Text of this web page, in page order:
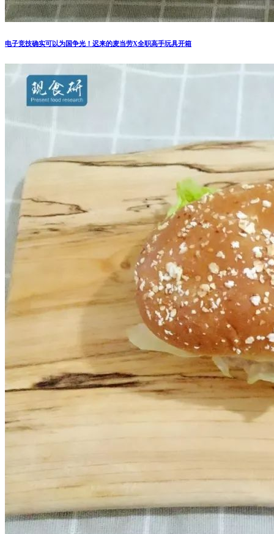
电子竞技确实可以为国争光！迟来的麦当劳X全职高手玩具开箱